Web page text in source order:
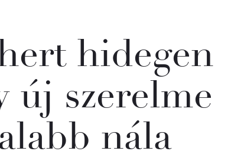
hidegen
új szerelme
nála